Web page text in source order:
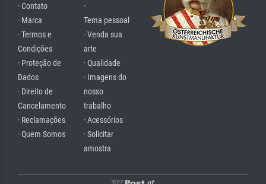
· Contato
· Marca
· Termos e
Condições
· Proteção de
Dados
· Direito de
Cancelamento
· Reclamações
· Quem Somos
·
Tema pessoal
· Venda sua
arte
· Qualidade
· Imagens do
nosso
trabalho
· Acessórios
· Solicitar
amostra